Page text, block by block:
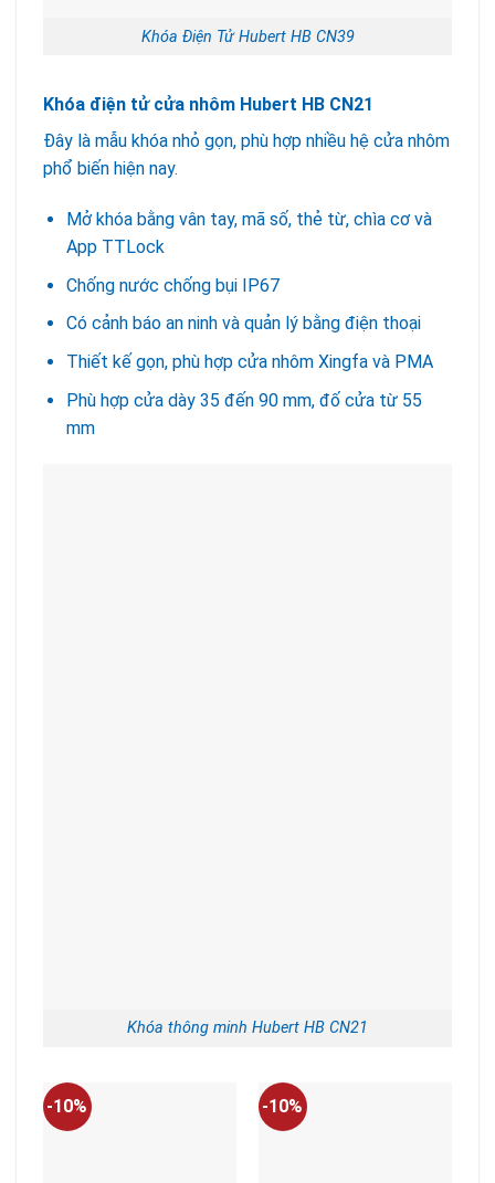
Khóa Điện Tử Hubert HB CN39
Khóa điện tử cửa nhôm Hubert HB CN21
Đây là mẫu khóa nhỏ gọn, phù hợp nhiều hệ cửa nhôm
phổ biến hiện nay.
Mở khóa bằng vân tay, mã số, thẻ từ, chìa cơ và
App TTLock
Chống nước chống bụi IP67
Có cảnh báo an ninh và quản lý bằng điện thoại
Thiết kế gọn, phù hợp cửa nhôm Xingfa và PMA
Phù hợp cửa dày 35 đến 90 mm, đố cửa từ 55
mm
Khóa thông minh Hubert HB CN21
-10% -10%